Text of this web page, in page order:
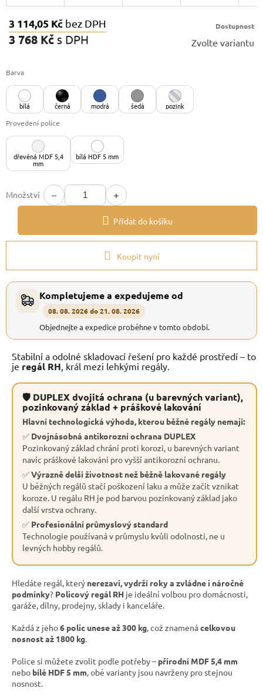
3 114,05 Kč bez DPH
3 768 Kč s DPH
Dostupnost
Zvolte variantu
Barva
bílá černá modrá šedá
pozink
Provedení police
dřevěná MDF 5,4
mm
bílá HDF 5 mm
Množství − +
Přidat do košíku
Koupit nyní
Kompletujeme a expedujeme od
08. 08. 2026 do 21. 08. 2026
Objednejte a expedice proběhne v tomto období.
Stabilní a odolné skladovací řešení pro každé prostředí – to
je regál RH , král mezi lehkými regály.
🛡 DUPLEX dvojitá ochrana (u barevných variant),
pozinkovaný základ + práškové lakování
Hlavní technologická výhoda, kterou běžné regály nemají:
✅ Dvojnásobná antikorozní ochrana DUPLEX
Pozinkovaný základ chrání proti korozi, u barevných variant
navíc práškové lakování pro vyšší antikorozní ochranu.
✅Výrazně delší životnost než běžně lakované regály
U běžných regálů stačí poškození laku a může začít vznikat
koroze. U regálu RH je pod barvou pozinkovaný základ jako
další vrstva ochrany.
✅ Profesionální průmyslový standard
Technologie používaná v průmyslu kvůli odolnosti, ne u
levných hobby regálů.
Hledáte regál, který nerezaví, vydrží roky a zvládne i náročné
podmínky? Policový regál RH je ideální volbou pro domácnosti,
garáže, dílny, prodejny, sklady i kanceláře.
Každá z jeho6 polic unese až 300 kg, což znamenácelkovou
nosnost až 1800 kg.
Police si můžete zvolit podle potřeby – přírodní MDF 5,4 mm
nebo bílé HDF 5 mm, obě varianty jsou navrženy pro stejnou
nosnost.